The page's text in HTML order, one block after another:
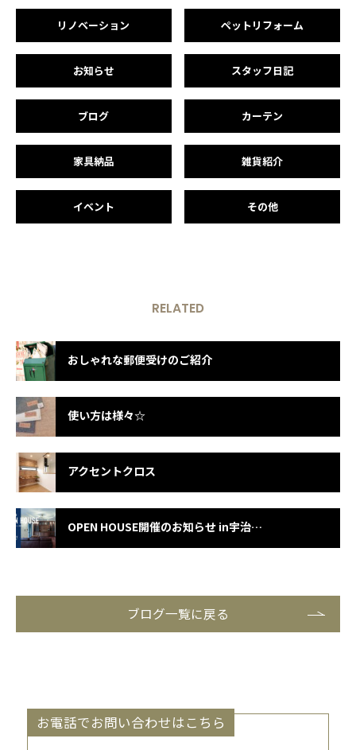
リノベーション ペットリフォーム
お知らせ スタッフ日記
ブログ カーテン
家具納品 雑貨紹介
イベント その他
RELATED
おしゃれな郵便受けのご紹介
使い方は様々☆
アクセントクロス
OPEN HOUSE開催のお知らせ in宇治市五ケ庄広岡谷
ブログ一覧に戻る
お電話でお問い合わせはこちら